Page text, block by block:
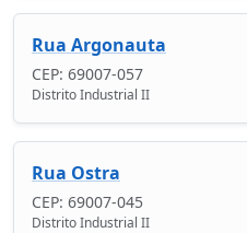
Rua Argonauta
CEP: 69007-057
Distrito Industrial II
Rua Ostra
CEP: 69007-045
Distrito Industrial II